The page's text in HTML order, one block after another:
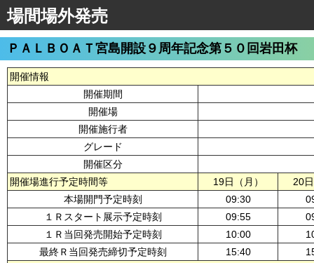
場間場外発売
ＰＡＬＢＯＡＴ宮島開設９周年記念第５０回岩田杯
開催情報
開催期間
開催場
開催施行者
グレード
開催区分
開催場進行予定時間等
19日（月）
20
本場開門予定時刻
09:30
１Ｒスタート展示予定時刻
09:55
１Ｒ当回発売開始予定時刻
10:00
最終Ｒ当回発売締切予定時刻
15:40